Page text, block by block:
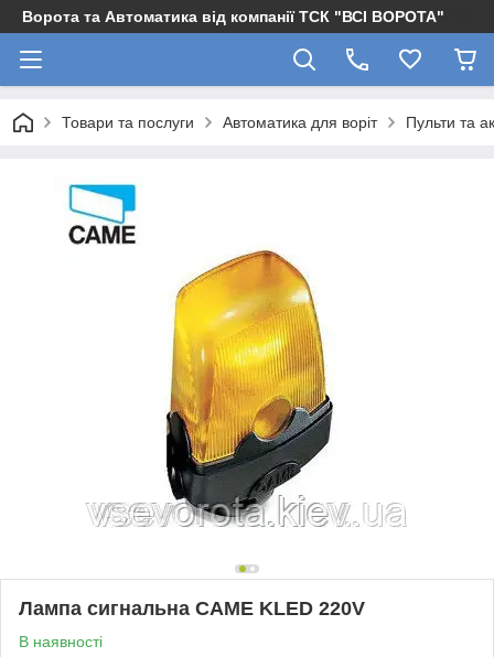
Ворота та Автоматика від компанії ТСК "ВСІ ВОРОТА"
Товари та послуги Автоматика для воріт Пульти та
Лампа сигнальна CAME KLED 220V
В наявності